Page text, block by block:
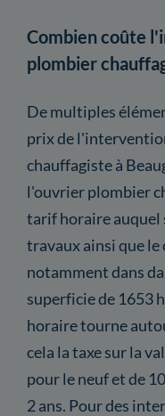
Combien coûte
plombier
De multiples
prix de
chauffagiste à
l'ouvrier plombier
tarif horaire auquel
travaux ainsi que le
notamment dans
superficie de 1653
horaire tourne
cela la taxe sur la
pour le neuf et de
2 ans. Pour des